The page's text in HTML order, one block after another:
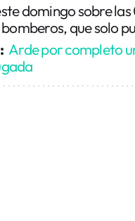
domingo sobre
que solo
Arde por completo